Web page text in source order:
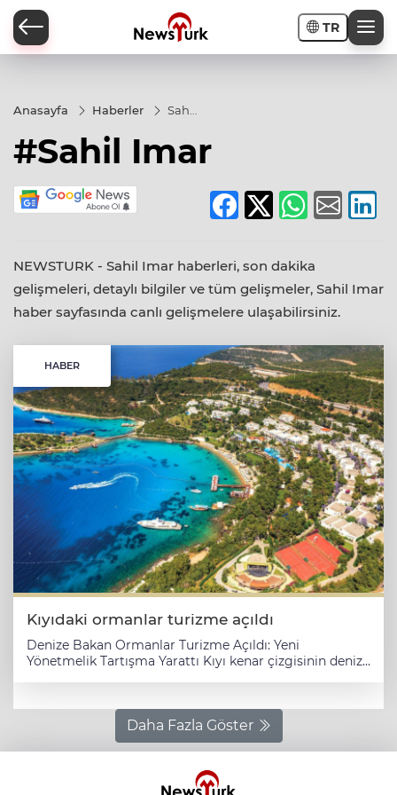
TR
Anasayfa Haberler
Sahil
#Sahil Imar
NEWSTURK - Sahil Imar haberleri, son dakika
gelişmeleri, detaylı bilgiler ve tüm gelişmeler, Sahil Imar
haber sayfasında canlı gelişmelere ulaşabilirsiniz.
HABER
Kıyıdaki ormanlar turizme açıldı
Denize Bakan Ormanlar Turizme Açıldı: Yeni
Yönetmelik Tartışma Yarattı Kıyı kenar çizgisinin deniz
Resmî Gazete’de yayımlanan yönetmelik değişikliğiyle,
Kültür ve Turizm Bakanlığı'nın tasarruf hakkı bulunan
orman alanlarının, kıyı çizgisinin deniz tarafında
kalmaları halinde dahi, turizm projelerine "ek alan"
olarak tahsis edilebileceği hükme bağlandı. ---
Yönetmelikte Ne Değişti? Yapılan değişiklikle, **"Kamu
Daha Fazla Göster